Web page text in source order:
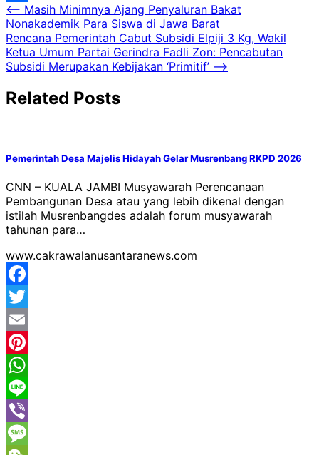
Mail
Share
Navigasi
pos
⟵ Masih Minimnya Ajang Penyaluran Bakat
Nonakademik Para Siswa di Jawa Barat
Rencana Pemerintah Cabut Subsidi Elpiji 3 Kg, Wakil
Ketua Umum Partai Gerindra Fadli Zon: Pencabutan
Subsidi Merupakan Kebijakan ‘Primitif’ ⟶
Related Posts
Pemerintah Desa Majelis Hidayah Gelar Musrenbang RKPD 2026
CNN – KUALA JAMBI Musyawarah Perencanaan
Pembangunan Desa atau yang lebih dikenal dengan
istilah Musrenbangdes adalah forum musyawarah
tahunan para…
www.cakrawalanusantaranews.com
Facebook
Twitter
Email
Pinterest
WhatsApp
Line
Viber